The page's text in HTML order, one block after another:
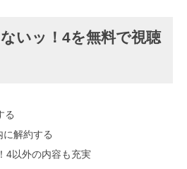
いッ！4を無料で視聴
る
解約する
4以外の内容も充実